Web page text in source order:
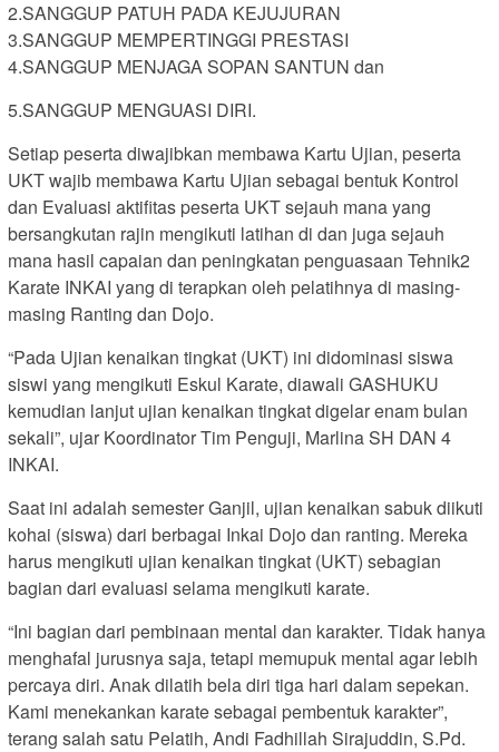
2.SANGGUP PATUH PADA KEJUJURAN
3.SANGGUP MEMPERTINGGI PRESTASI
4.SANGGUP MENJAGA SOPAN SANTUN dan
5.SANGGUP MENGUASI DIRI.
Setiap peserta diwajibkan membawa Kartu Ujian, peserta
UKT wajib membawa Kartu Ujian sebagai bentuk Kontrol
dan Evaluasi aktifitas peserta UKT sejauh mana yang
bersangkutan rajin mengikuti latihan di dan juga sejauh
mana hasil capaian dan peningkatan penguasaan Tehnik2
Karate INKAI yang di terapkan oleh pelatihnya di masing-
masing Ranting dan Dojo.
“Pada Ujian kenaikan tingkat (UKT) ini didominasi siswa
siswi yang mengikuti Eskul Karate, diawali GASHUKU
kemudian lanjut ujian kenaikan tingkat digelar enam bulan
sekali”, ujar Koordinator Tim Penguji, Marlina SH DAN 4
INKAI.
Saat ini adalah semester Ganjil, ujian kenaikan sabuk diikuti
kohai (siswa) dari berbagai Inkai Dojo dan ranting. Mereka
harus mengikuti ujian kenaikan tingkat (UKT) sebagian
bagian dari evaluasi selama mengikuti karate.
“Ini bagian dari pembinaan mental dan karakter. Tidak hanya
menghafal jurusnya saja, tetapi memupuk mental agar lebih
percaya diri. Anak dilatih bela diri tiga hari dalam sepekan.
Kami menekankan karate sebagai pembentuk karakter”,
terang salah satu Pelatih, Andi Fadhillah Sirajuddin, S.Pd.